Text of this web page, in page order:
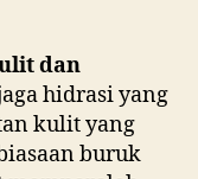
dan
hidrasi yang
kulit yang
buruk